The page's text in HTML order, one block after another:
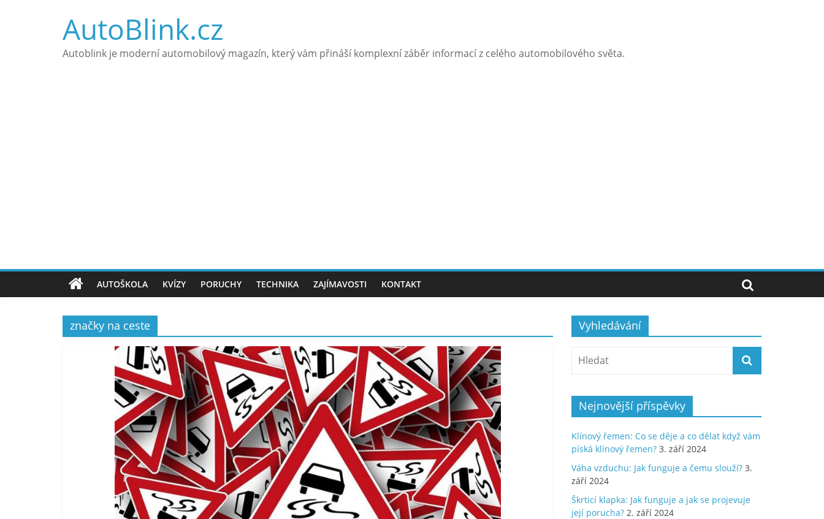
AutoBlink.cz
Autoblink je moderní automobilový magazín, který vám přináší komplexní záběr informací z celého automobilového světa.
AUTOŠKOLA KVÍZY PORUCHY TECHNIKA ZAJÍMAVOSTI KONTAKT
značky na ceste Vyhledávání
Nejnovější příspěvky
Klínový řemen: Co se děje a co dělat když vám
píská klínový řemen? 3. září 2024
Váha vzduchu: Jak funguje a čemu slouží? 3.
září 2024
Škrticí klapka: Jak funguje a jak se projevuje
její porucha? 2. září 2024